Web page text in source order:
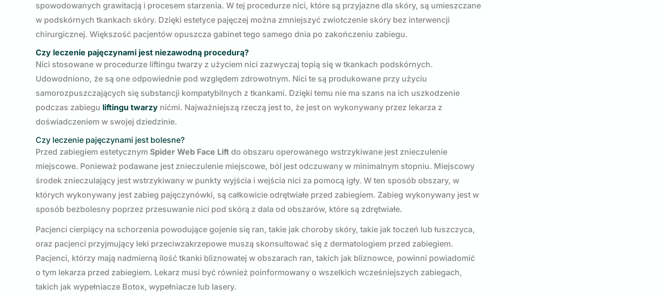
spowodowanych grawitacją i procesem starzenia. W tej procedurze nici, które są przyjazne dla skóry, są umieszczane
w podskórnych tkankach skóry. Dzięki estetyce pajęczej można zmniejszyć zwiotczenie skóry bez interwencji
chirurgicznej. Większość pacjentów opuszcza gabinet tego samego dnia po zakończeniu zabiegu.
Czy leczenie pajęczynami jest niezawodną procedurą?
Nici stosowane w procedurze liftingu twarzy z użyciem nici zazwyczaj topią się w tkankach podskórnych.
Udowodniono, że są one odpowiednie pod względem zdrowotnym. Nici te są produkowane przy użyciu
samorozpuszczających się substancji kompatybilnych z tkankami. Dzięki temu nie ma szans na ich uszkodzenie
podczas zabiegu liftingu twarzy nićmi. Najważniejszą rzeczą jest to, że jest on wykonywany przez lekarza z
doświadczeniem w swojej dziedzinie.
Czy leczenie pajęczynami jest bolesne?
Przed zabiegiem estetycznym Spider Web Face Lift do obszaru operowanego wstrzykiwane jest znieczulenie
miejscowe. Ponieważ podawane jest znieczulenie miejscowe, ból jest odczuwany w minimalnym stopniu. Miejscowy
środek znieczulający jest wstrzykiwany w punkty wyjścia i wejścia nici za pomocą igły. W ten sposób obszary, w
których wykonywany jest zabieg pajęczynówki, są całkowicie odrętwiałe przed zabiegiem. Zabieg wykonywany jest w
sposób bezbolesny poprzez przesuwanie nici pod skórą z dala od obszarów, które są zdrętwiałe.
Pacjenci cierpiący na schorzenia powodujące gojenie się ran, takie jak choroby skóry, takie jak toczeń lub łuszczyca,
oraz pacjenci przyjmujący leki przeciwzakrzepowe muszą skonsultować się z dermatologiem przed zabiegiem.
Pacjenci, którzy mają nadmierną ilość tkanki bliznowatej w obszarach ran, takich jak bliznowce, powinni powiadomić
o tym lekarza przed zabiegiem. Lekarz musi być również poinformowany o wszelkich wcześniejszych zabiegach,
takich jak wypełniacze Botox, wypełniacze lub lasery.